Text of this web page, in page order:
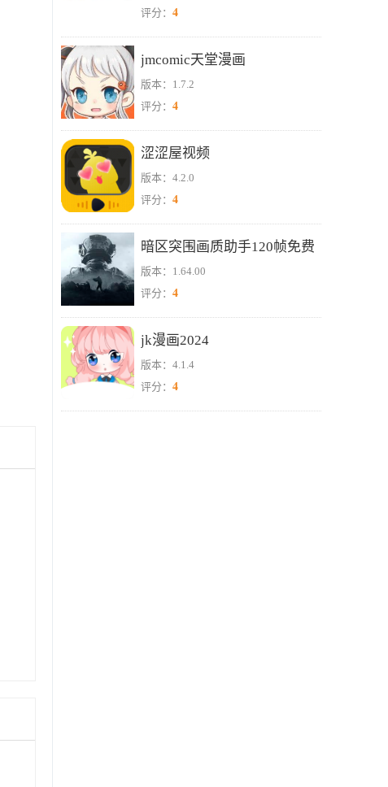
评分： 4
jmcomic天堂漫画
版本：1.7.2
评分： 4
涩涩屋视频
版本：4.2.0
评分： 4
暗区突围画质助手120帧免费
版
版本：1.64.00
评分： 4
jk漫画2024
版本：4.1.4
评分： 4